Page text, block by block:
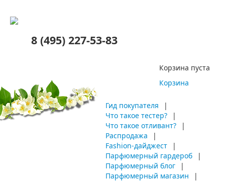
8 (495) 227-53-83
Корзина пуста
Корзина
Гид покупателя
|
Что такое тестер?
|
Что такое отливант?
|
Распродажа
|
Fashion-дайджест
|
Парфюмерный гардероб
|
Парфюмерный блог
|
Парфюмерный магазин
|